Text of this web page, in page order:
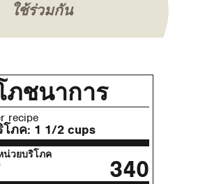
ใช้ร่วมกัน
ภชนาการ
recipe
โภค: 1 1/2 cups
วยบริโภค
340